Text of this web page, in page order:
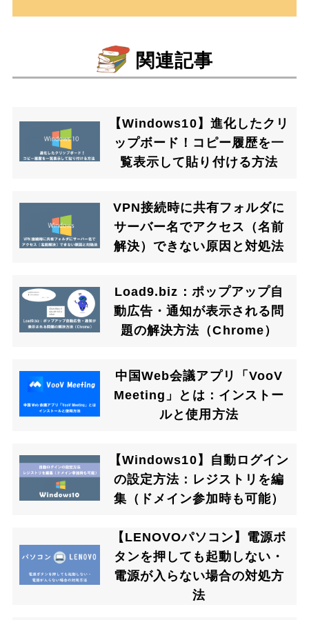
関連記事
【Windows10】進化したクリ
ップボード！コピー履歴を一
覧表示して貼り付ける方法
VPN接続時に共有フォルダに
サーバー名でアクセス（名前
解決）できない原因と対処法
Load9.biz：ポップアップ自
動広告・通知が表示される問
題の解決方法（Chrome）
中国Web会議アプリ「VooV
Meeting」とは：インストー
ルと使用方法
【Windows10】自動ログイン
の設定方法：レジストリを編
集（ドメイン参加時も可能）
【LENOVOパソコン】電源ボ
タンを押しても起動しない・
電源が入らない場合の対処方
法